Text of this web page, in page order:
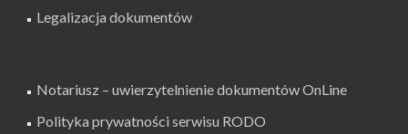
Legalizacja dokumentów
Notariusz – uwierzytelnienie dokumentów OnLine
Polityka prywatności serwisu RODO